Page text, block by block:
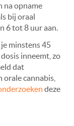
na opname
bij oraal
6 tot 8 uur aan.
minstens 45
inneemt, zo
dat
cannabis,
deze